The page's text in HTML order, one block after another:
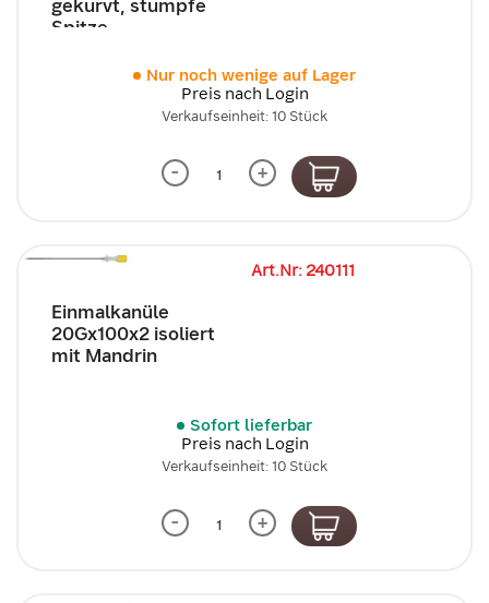
gekurvt, stumpfe
Spitze
Nur noch wenige auf Lager
Preis nach Login
Verkaufseinheit: 10 Stück
- +
Art.Nr: 240111
Einmalkanüle
20Gx100x2 isoliert
mit Mandrin
Sofort lieferbar
Preis nach Login
Verkaufseinheit: 10 Stück
- +